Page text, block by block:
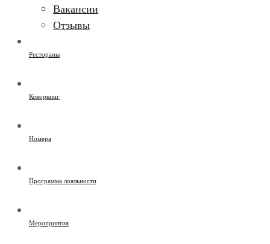
Вакансии
Отзывы
Рестораны
Коворкинг
Номера
Программа лояльности
Мероприятия